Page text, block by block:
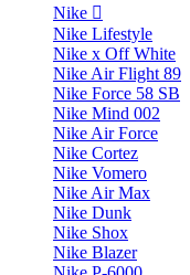
Nike
Nike Lifestyle
Nike x Off White
Nike Air Flight 89
Nike Force 58 SB
Nike Mind 002
Nike Air Force
Nike Cortez
Nike Vomero
Nike Air Max
Nike Dunk
Nike Shox
Nike Blazer